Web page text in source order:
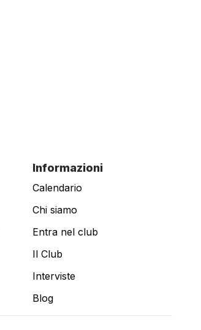
Informazioni
Calendario
Chi siamo
Entra nel club
Il Club
Interviste
Blog